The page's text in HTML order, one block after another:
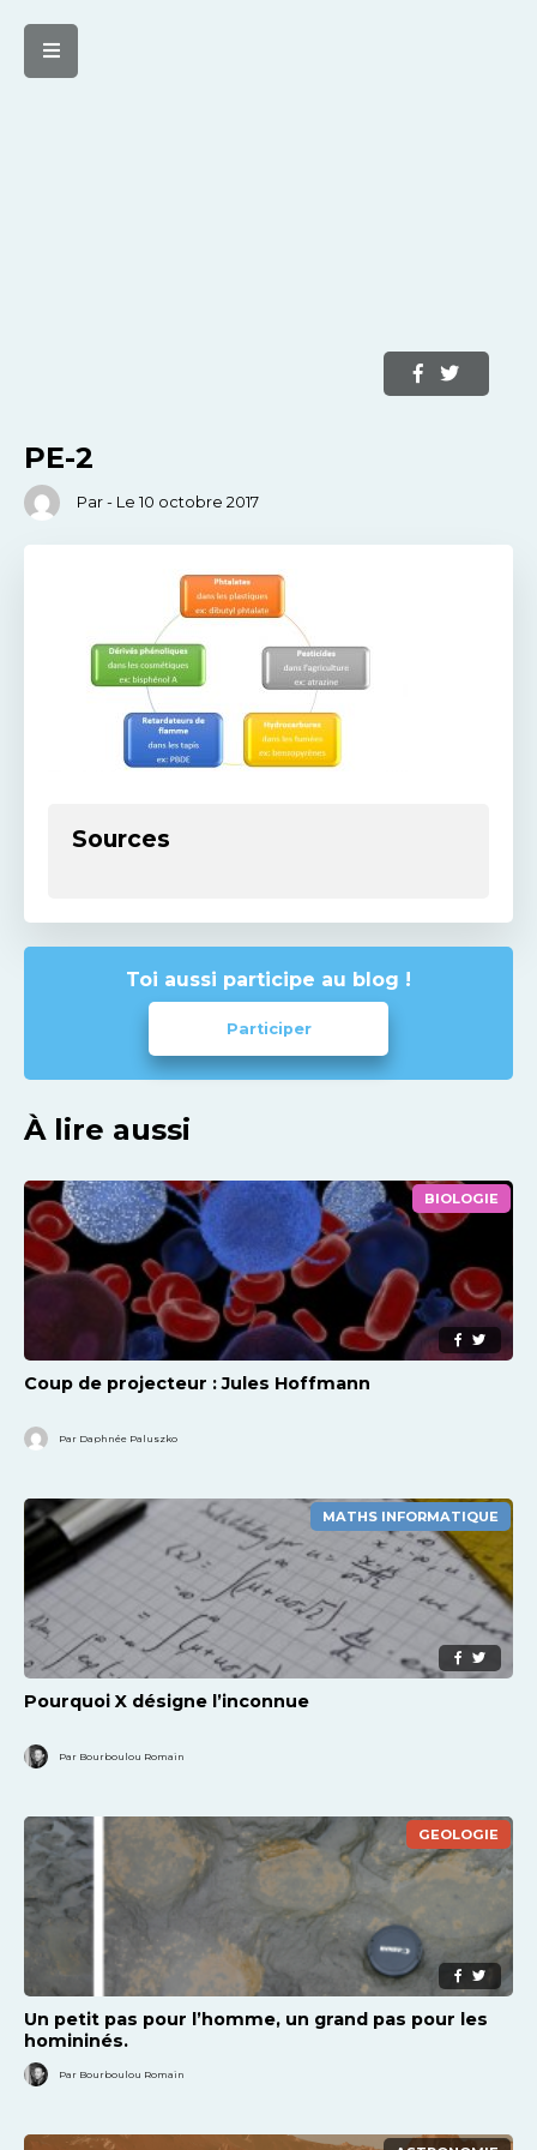
PE-2
Par - Le 10 octobre 2017
Sources
Toi aussi participe au blog !
Participer
À lire aussi
BIOLOGIE
Coup de projecteur : Jules Hoffmann
Par Daphnée Paluszko
MATHS INFORMATIQUE
Pourquoi X désigne l’inconnue
Par Bourboulou Romain
GEOLOGIE
Un petit pas pour l’homme, un grand pas pour les
homininés.
Par Bourboulou Romain